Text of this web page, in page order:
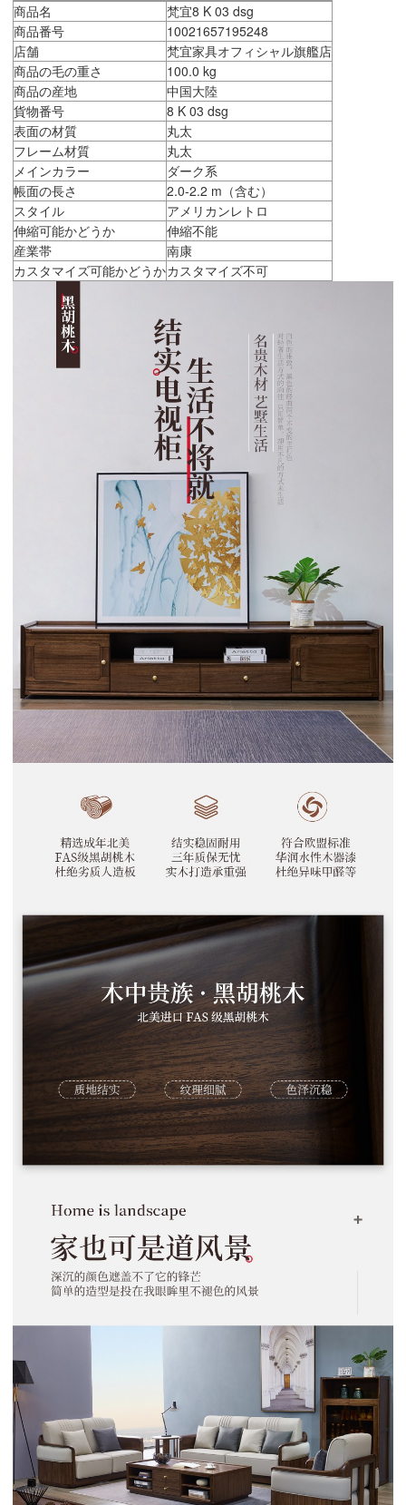
商品名
梵宜8 K 03 dsg
商品番号
10021657195248
店舗
梵宜家具オフィシャル旗艦店
商品の毛の重さ
100.0 kg
商品の産地
中国大陸
貨物番号
8 K 03 dsg
表面の材質
丸太
フレーム材質
丸太
メインカラー
ダーク系
帳面の長さ
2.0-2.2 m（含む）
スタイル
アメリカンレトロ
伸縮可能かどうか
伸縮不能
産業帯
南康
カスタマイズ可能かどうかカスタマイズ不可